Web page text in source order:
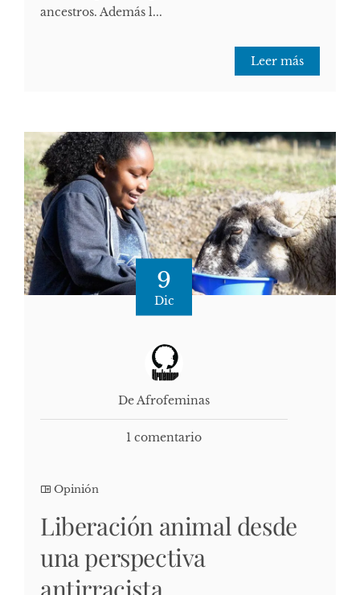
ancestros. Además l...
Leer más
9
Dic
De Afrofeminas
1 comentario
Opinión
Liberación animal desde
una perspectiva